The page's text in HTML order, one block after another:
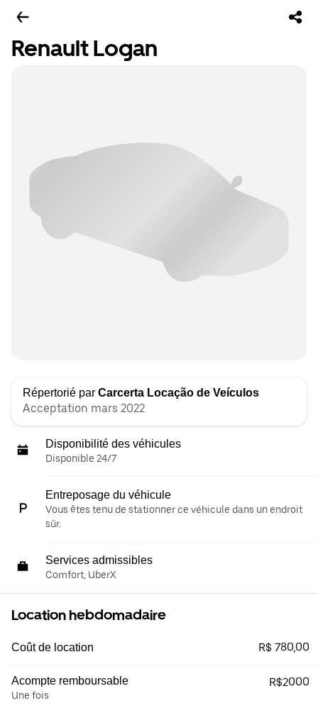
Renault Logan
Répertorié par Carcerta Locação de Veículos
Acceptation mars 2022
Disponibilité des véhicules
Disponible 24/7
Entreposage du véhicule
Vous êtes tenu de stationner ce véhicule dans un endroit
sûr.
Services admissibles
Comfort, UberX
Location hebdomadaire
Coût de location R$ 780,00
Acompte remboursable
Une fois
R$2000